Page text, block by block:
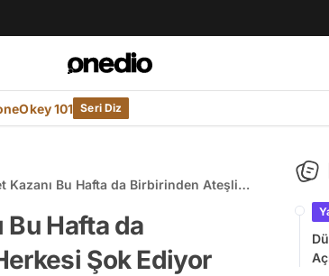
101 Seri Diz
Kazanı Bu Hafta da Birbirinden Ateşli
Bu Hafta da
Şok Ediyor